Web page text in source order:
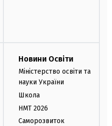
Новини Освіти
Міністерство освіти та
науки України
Школа
НМТ 2026
Саморозвиток